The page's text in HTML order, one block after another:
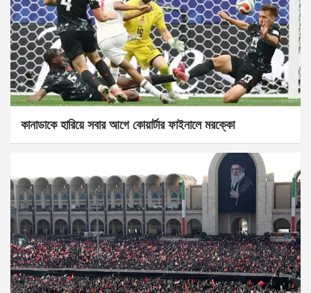
কানাডাকে হারিয়ে সবার আগে কোয়ার্টার ফাইনালে মরক্কো